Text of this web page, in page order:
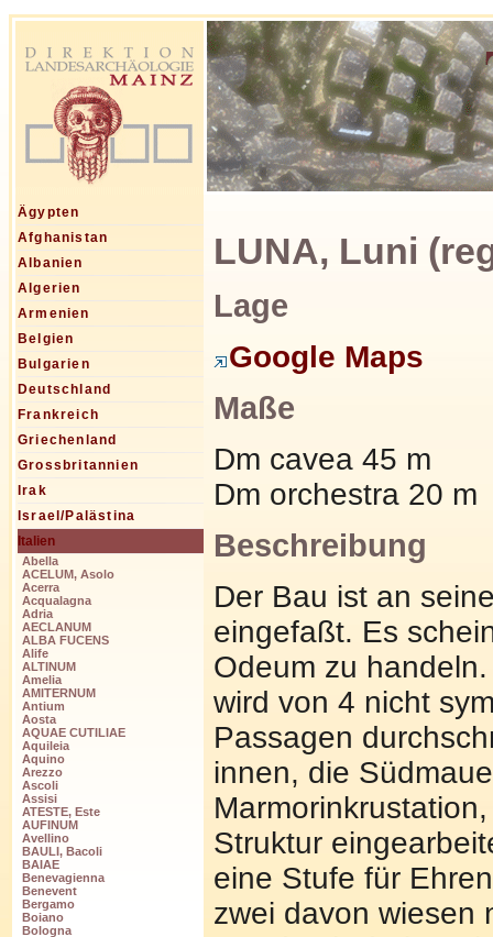
Ägypten
Afghanistan
Albanien
Algerien
Armenien
Belgien
Bulgarien
Deutschland
Frankreich
Griechenland
Grossbritannien
Irak
Israel/Palästina
Italien
Abella
ACELUM, Asolo
Acerra
Acqualagna
Adria
AECLANUM
ALBA FUCENS
Alife
ALTINUM
Amelia
AMITERNUM
Antium
Aosta
AQUAE CUTILIAE
Aquileia
Aquino
Arezzo
Ascoli
Assisi
ATESTE, Este
AUFINUM
Avellino
BAULI, Bacoli
BAIAE
Benevagienna
Benevent
Bergamo
Boiano
Bologna
LUNA, Luni
Lage
Google Maps
Maße
Dm cavea 45 m
Dm orchestra 20 m
Beschreibung
Der Bau ist an
eingefaßt. Es
Odeum zu
wird von 4 nicht
Passagen
innen, die
Struktur
eine Stufe für
zwei davon wiesen